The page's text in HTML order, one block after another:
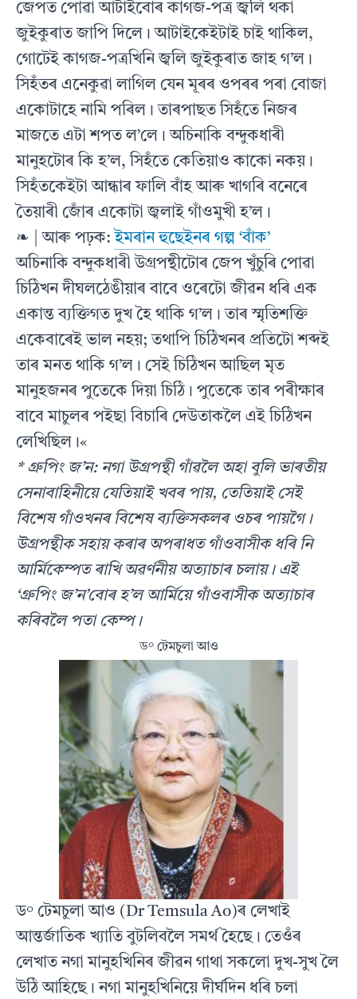
জেপত পোৱা আটাইবোৰ কাগজ-পত্ৰ জ্বলি থকা
জুইকুৰাত জাপি দিলে। আটাইকেইটাই চাই থাকিল,
গোটেই কাগজ-পত্ৰখিনি জ্বলি জুইকুৰাত জাহ গ’ল।
সিহঁতৰ এনেকুৱা লাগিল যেন মূৰৰ ওপৰৰ পৰা বোজা
একোটাহে নামি পৰিল। তাৰপাছত সিহঁতে নিজৰ
মাজতে এটা শপত ল’লে। অচিনাকি বন্দুকধাৰী
মানুহটোৰ কি হ’ল, সিহঁতে কেতিয়াও কাকো নকয়।
সিহঁতকেইটা আন্ধাৰ ফালি বাঁহ আৰু খাগৰি বনেৰে
তৈয়াৰী জোঁৰ একোটা জ্বলাই গাঁওমুখী হ’ল।
❧ | আৰু পঢ়ক:ইমৰান হুছেইনৰ গল্প ‘বাঁক’
অচিনাকি বন্দুকধাৰী উগ্ৰপন্থীটোৰ জেপ খুঁচুৰি পোৱা
চিঠিখন দীঘলঠেঙীয়াৰ বাবে ওৰেটো জীৱন ধৰি এক
একান্ত ব্যক্তিগত দুখ হৈ থাকি গ’ল। তাৰ স্মৃতিশক্তি
একেবাৰেই ভাল নহয়; তথাপি চিঠিখনৰ প্ৰতিটো শব্দই
তাৰ মনত থাকি গ’ল। সেই চিঠিখন আছিল মৃত
মানুহজনৰ পুতেকে দিয়া চিঠি। পুতেকে তাৰ পৰীক্ষাৰ
বাবে মাচুলৰ পইছা বিচাৰি দেউতাকলৈ এই চিঠিখন
লেখিছিল।«
* গ্ৰুপিং জ’ন: নগা উগ্ৰপন্থী গাঁৱলৈ অহা বুলি ভাৰতীয়
সেনাবাহিনীয়ে যেতিয়াই খবৰ পায়, তেতিয়াই সেই
বিশেষ গাঁওখনৰ বিশেষ ব্যক্তিসকলৰ ওচৰ পায়গৈ।
উগ্ৰপন্থীক সহায় কৰাৰ অপৰাধত গাঁওবাসীক ধৰি নি
আৰ্মিকেম্পত ৰাখি অৱৰ্ণনীয় অত্যাচাৰ চলায়। এই
‘গ্ৰুপিং জ’ন’বোৰ হ’ল আৰ্মিয়ে গাঁওবাসীক অত্যাচাৰ
কৰিবলৈ পতা কেম্প।
ড° টেমচুলা আও
ড° টেমচুলা আও (Dr Temsula Ao)ৰ লেখাই
আন্তৰ্জাতিক খ্যাতি বুটলিবলৈ সমৰ্থ হৈছে। তেওঁৰ
লেখাত নগা মানুহখিনিৰ জীৱন গাথা সকলো দুখ-সুখ লৈ
উঠি আহিছে। নগা মানুহখিনিয়ে দীৰ্ঘদিন ধৰি চলা